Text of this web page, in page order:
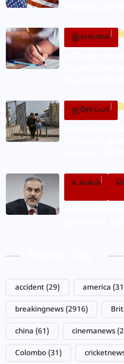
இலங்கை
ஐரோப்பா
உலகம்
accident (29) america
breakingnews (2916)
china (61) cinemanews
Colombo (31)